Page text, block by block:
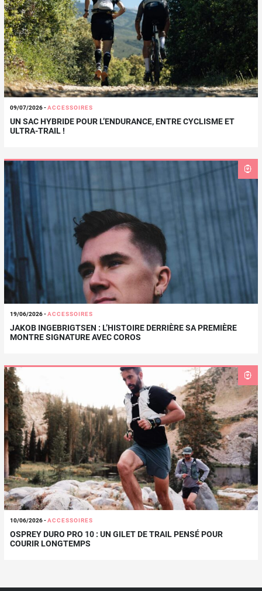
09/07/2026-ACCESSOIRES
UN SAC HYBRIDE POUR L’ENDURANCE, ENTRE CYCLISME ET
ULTRA-TRAIL !
19/06/2026-ACCESSOIRES
JAKOB INGEBRIGTSEN : L’HISTOIRE DERRIÈRE SA PREMIÈRE
MONTRE SIGNATURE AVEC COROS
10/06/2026-ACCESSOIRES
OSPREY DURO PRO 10 : UN GILET DE TRAIL PENSÉ POUR
COURIR LONGTEMPS